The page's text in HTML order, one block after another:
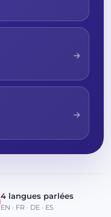
4 langues parlées
EN · FR · DE · ES